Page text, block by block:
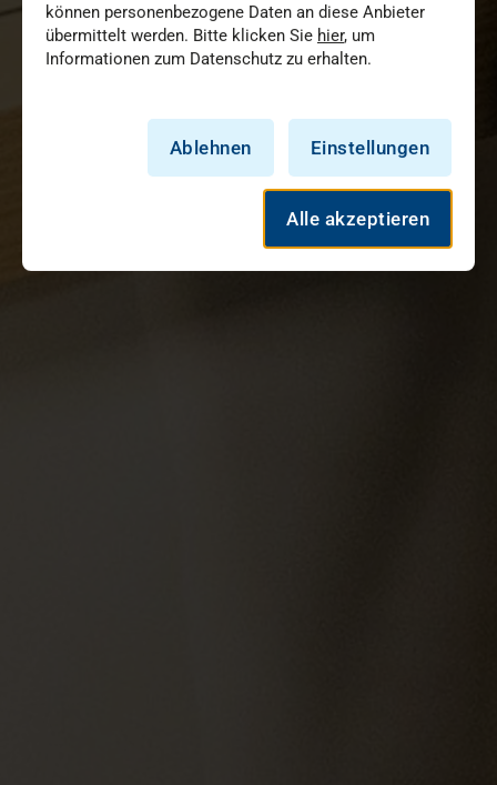
können personenbezogene Daten an diese Anbieter
übermittelt werden. Bitte klicken Sie hier, um
Informationen zum Datenschutz zu erhalten.
Ablehnen Einstellungen
Alle akzeptieren